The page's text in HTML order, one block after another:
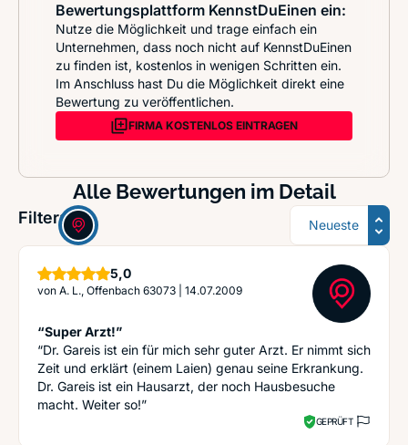
Bewertungsplattform KennstDuEinen ein:
Nutze die Möglichkeit und trage einfach ein
Unternehmen, dass noch nicht auf KennstDuEinen
zu finden ist, kostenlos in wenigen Schritten ein.
Im Anschluss hast Du die Möglichkeit direkt eine
Bewertung zu veröffentlichen.
FIRMA KOSTENLOS EINTRAGEN
Alle Bewertungen im Detail
Filter: Sortierung
5,0Sterne
von A. L., Offenbach 63073 14.07.2009
“Super Arzt!”
“Dr. Gareis ist ein für mich sehr guter Arzt. Er nimmt sich
Zeit und erklärt (einem Laien) genau seine Erkrankung.
Dr. Gareis ist ein Hausarzt, der noch Hausbesuche
macht. Weiter so!”
GEPRÜFT